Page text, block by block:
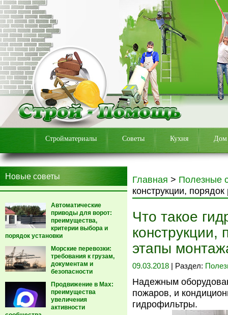
Стройматериалы Советы Кухня Дом
Новые советы
Автоматические
приводы для ворот:
преимущества,
критерии выбора и
порядок установки
Морские перевозки:
требования к грузам,
документам и
безопасности
Продвижение в Max:
преимущества
увеличения
активности
Главная > Полезные
конструкции,
Что такое
конструкции,
этапы
09.03.2018 | Раздел:
Надежным
пожаров, и
гидрофильтры.